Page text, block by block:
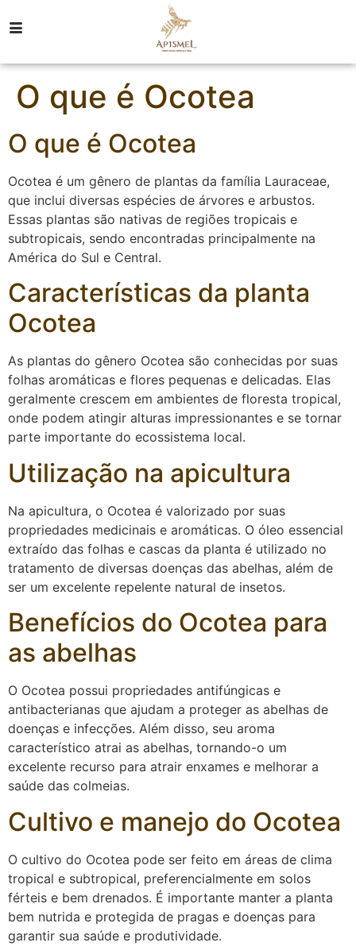
O que é Ocotea
O que é Ocotea
Ocotea é um gênero de plantas da família Lauraceae,
que inclui diversas espécies de árvores e arbustos.
Essas plantas são nativas de regiões tropicais e
subtropicais, sendo encontradas principalmente na
América do Sul e Central.
Características da planta
Ocotea
As plantas do gênero Ocotea são conhecidas por suas
folhas aromáticas e flores pequenas e delicadas. Elas
geralmente crescem em ambientes de floresta tropical,
onde podem atingir alturas impressionantes e se tornar
parte importante do ecossistema local.
Utilização na apicultura
Na apicultura, o Ocotea é valorizado por suas
propriedades medicinais e aromáticas. O óleo essencial
extraído das folhas e cascas da planta é utilizado no
tratamento de diversas doenças das abelhas, além de
ser um excelente repelente natural de insetos.
Benefícios do Ocotea para
as abelhas
O Ocotea possui propriedades antifúngicas e
antibacterianas que ajudam a proteger as abelhas de
doenças e infecções. Além disso, seu aroma
característico atrai as abelhas, tornando-o um
excelente recurso para atrair enxames e melhorar a
saúde das colmeias.
Cultivo e manejo do Ocotea
O cultivo do Ocotea pode ser feito em áreas de clima
tropical e subtropical, preferencialmente em solos
férteis e bem drenados. É importante manter a planta
bem nutrida e protegida de pragas e doenças para
garantir sua saúde e produtividade.